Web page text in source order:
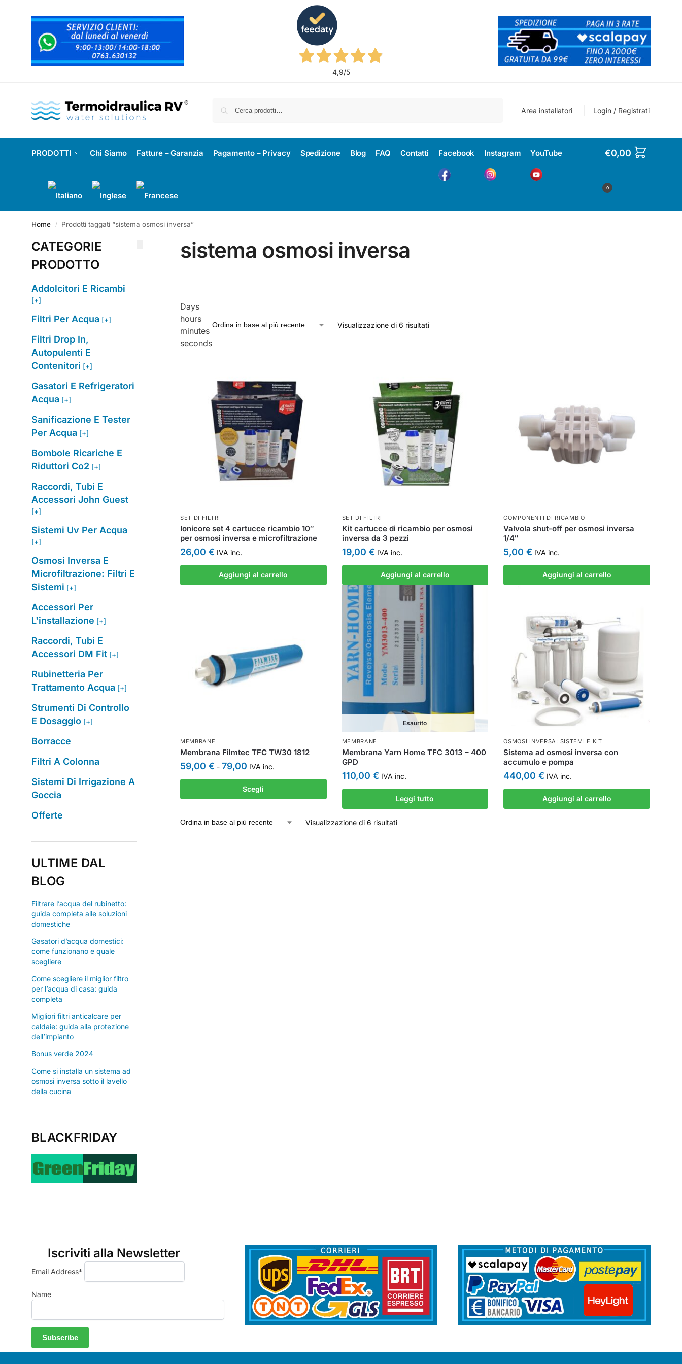
4,9/5
Area installatori Login / Registrati
PRODOTTI Chi Siamo Fatture – Garanzia Pagamento – Privacy Spedizione Blog FAQ Contatti Facebook Instagram YouTube €0,00
0
Home / Prodotti taggati “sistema osmosi inversa”
sistema osmosi inversa
Days
hours
minutes
seconds
Visualizzazione di 6 risultati
SET DI FILTRI
Ionicore set 4 cartucce ricambio 10″
per osmosi inversa e microfiltrazione
26,00 € IVA inc.
Aggiungi al carrello
SET DI FILTRI
Kit cartucce di ricambio per osmosi
inversa da 3 pezzi
19,00 € IVA inc.
Aggiungi al carrello
COMPONENTI DI RICAMBIO
Valvola shut-off per osmosi inversa
1/4″
5,00€ IVA inc.
Aggiungi al carrello
MEMBRANE
Membrana Filmtec TFC TW30 1812
59,00 € - 79,00 IVA inc.
Scegli
Esaurito
MEMBRANE
Membrana Yarn Home TFC 3013 – 400
GPD
110,00 € IVA inc.
Leggi tutto
OSMOSI INVERSA: SISTEMI E KIT
Sistema ad osmosi inversa con
accumulo e pompa
440,00€ IVA inc.
Aggiungi al carrello
Visualizzazione di 6 risultati
CATEGORIE
PRODOTTO
Addolcitori E Ricambi
[+]
Filtri Per Acqua [+]
Filtri Drop In,
Autopulenti E
Contenitori [+]
Gasatori E Refrigeratori
Acqua [+]
Sanificazione E Tester
Per Acqua [+]
Bombole Ricariche E
Riduttori Co2 [+]
Raccordi, Tubi E
Accessori John Guest
[+]
Sistemi Uv Per Acqua
[+]
Osmosi Inversa E
Microfiltrazione: Filtri E
Sistemi [+]
Accessori Per
L'installazione [+]
Raccordi, Tubi E
Accessori DM Fit [+]
Rubinetteria Per
Trattamento Acqua [+]
Strumenti Di Controllo
E Dosaggio [+]
Borracce
Filtri A Colonna
Sistemi Di Irrigazione A
Goccia
Offerte
ULTIME DAL
BLOG
Filtrare l’acqua del rubinetto:
guida completa alle soluzioni
domestiche
Gasatori d’acqua domestici:
come funzionano e quale
scegliere
Come scegliere il miglior filtro
per l’acqua di casa: guida
completa
Migliori filtri anticalcare per
caldaie: guida alla protezione
dell’impianto
Bonus verde 2024
Come si installa un sistema ad
osmosi inversa sotto il lavello
della cucina
BLACKFRIDAY
Iscriviti alla Newsletter
Email Address*
Name